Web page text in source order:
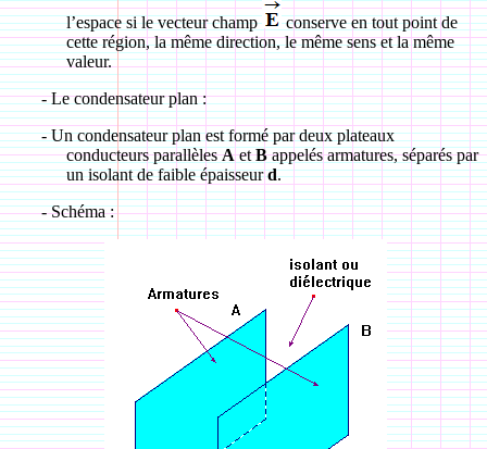
l’espace si le vecteur champ
conserve en tout point de
cette région, la même direction, le même sens et la même
valeur.
- Le condensateur plan :
- Un condensateur plan est formé par deux plateaux
conducteurs parallèlesAetBappelés armatures, séparés par
un isolant de faible épaisseurd.
- Schéma :